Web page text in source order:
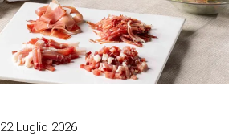
22 Luglio 2026